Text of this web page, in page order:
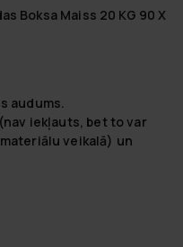
Boksa Maiss 20 KG 90 X
audums.
iekļauts, bet to var
veikalā) un